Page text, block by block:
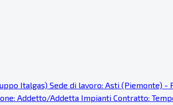
Italgas) Sede di lavoro: Asti
Addetto/Addetta Impianti Contratto: